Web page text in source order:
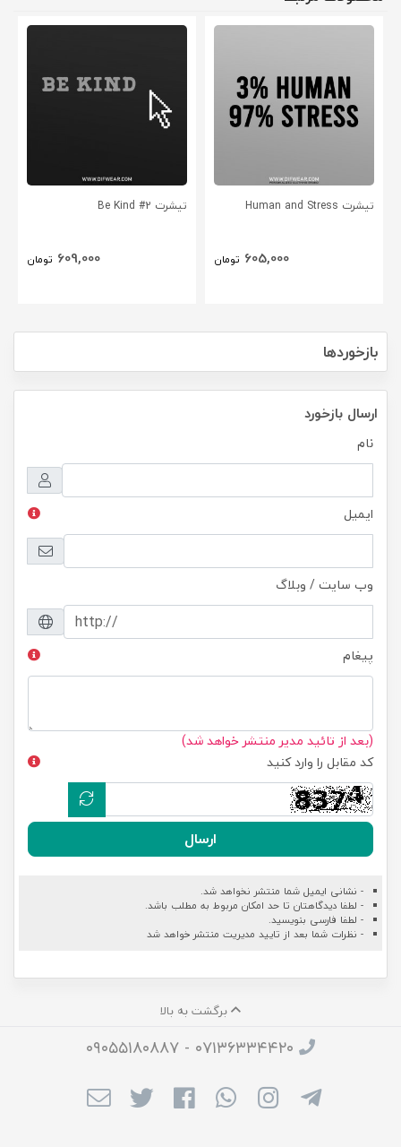
تیشرت Human and Stress
605,000 تومان
تیشرت Be Kind #2
609,000 تومان
بازخوردها
ارسال بازخورد
نام
ایمیل
وب سایت / وبلاگ
پیغام
(بعد از تائید مدیر منتشر خواهد شد)
کد مقابل را وارد کنید
ارسال
- نشانی ایمیل شما منتشر نخواهد شد.
- لطفا دیدگاهتان تا حد امکان مربوط به مطلب باشد.
- لطفا فارسی بنویسید.
- نظرات شما بعد از تایید مدیریت منتشر خواهد شد
برگشت به بالا
۰۷۱۳۶۳۳۴۴۲۰ - ۰۹۰۵۵۱۸۰۸۸۷